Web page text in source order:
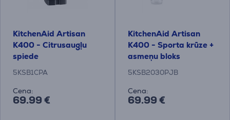
KitchenAid Artisan
K400 - Citrusaugļu
spiede
5KSB1CPA
Cena:
69.99 €
KitchenAid Artisan
K400 - Sporta krūze +
asmeņu bloks
5KSB2030PJB
Cena:
69.99 €